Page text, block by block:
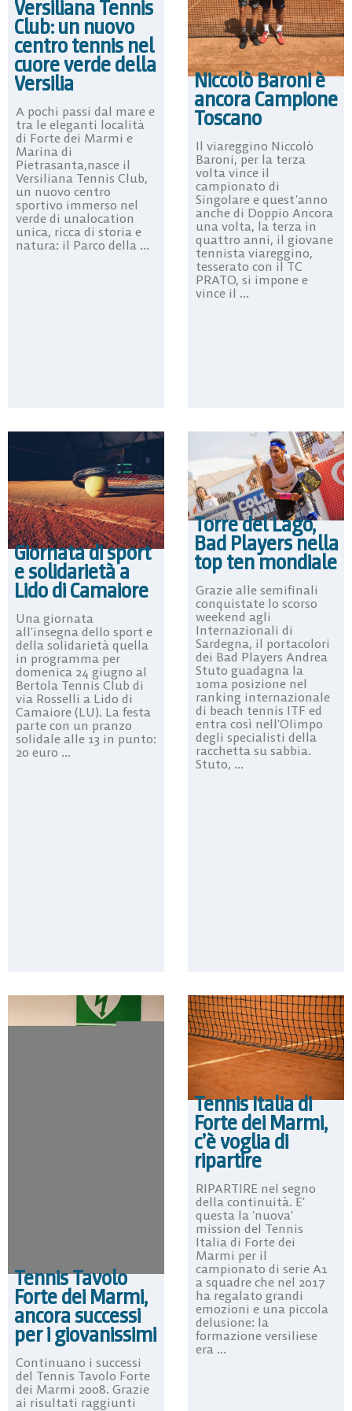
Versiliana Tennis
Club: un nuovo
centro tennis nel
cuore verde della
Versilia
A pochi passi dal mare e
tra le eleganti località
di Forte dei Marmi e
Marina di
Pietrasanta,nasce il
Versiliana Tennis Club,
un nuovo centro
sportivo immerso nel
verde di unalocation
unica, ricca di storia e
natura: il Parco della ...
Niccolò Baroni è
ancora Campione
Toscano
Il viareggino Niccolò
Baroni, per la terza
volta vince il
campionato di
Singolare e quest’anno
anche di Doppio Ancora
una volta, la terza in
quattro anni, il giovane
tennista viareggino,
tesserato con il TC
PRATO, si impone e
vince il ...
Giornata di sport
e solidarietà a
Lido di Camaiore
Una giornata
all’insegna dello sport e
della solidarietà quella
in programma per
domenica 24 giugno al
Bertola Tennis Club di
via Rosselli a Lido di
Camaiore (LU). La festa
parte con un pranzo
solidale alle 13 in punto:
20 euro ...
Torre del Lago,
Bad Players nella
top ten mondiale
Grazie alle semifinali
conquistate lo scorso
weekend agli
Internazionali di
Sardegna, il portacolori
dei Bad Players Andrea
Stuto guadagna la
10ma posizione nel
ranking internazionale
di beach tennis ITF ed
entra così nell’Olimpo
degli specialisti della
racchetta su sabbia.
Stuto, ...
Tennis Tavolo
Forte dei Marmi,
ancora successi
per i giovanissimi
Continuano i successi
del Tennis Tavolo Forte
dei Marmi 2008. Grazie
ai risultati raggiunti
Tennis Italia di
Forte dei Marmi,
c’è voglia di
ripartire
RIPARTIRE nel segno
della continuità. E’
questa la ‘nuova’
mission del Tennis
Italia di Forte dei
Marmi per il
campionato di serie A1
a squadre che nel 2017
ha regalato grandi
emozioni e una piccola
delusione: la
formazione versiliese
era ...